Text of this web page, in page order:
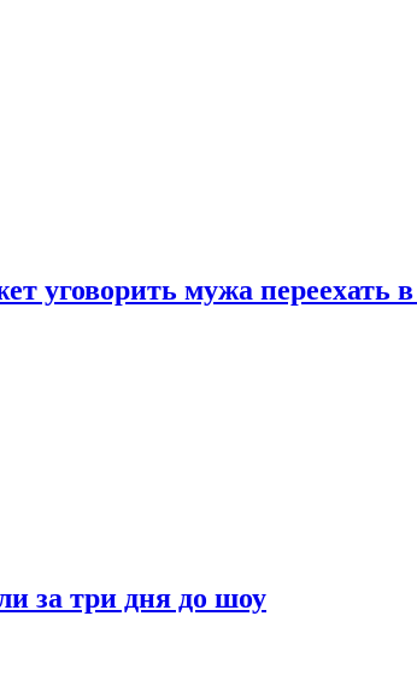
уговорить мужа переехать
за три дня до шоу